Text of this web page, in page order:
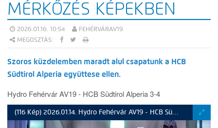
MÉRKŐZÉS KÉPEKBEN
2026.01.16. 10:54
FEHÉRVÁRAV19
MEGOSZTÁS:
Szoros küzdelemben maradt alul csapatunk a HCB
Südtirol Alperia együttese ellen.
Hydro Fehérvár AV19 - HCB Südtirol Alperia 3-4
(116 Kép) 2026.01.14. Hydro Fehérvár AV19 - HCB Südtirol Alperia